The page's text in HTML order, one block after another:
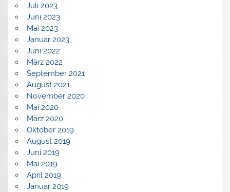
Juli 2023
Juni 2023
Mai 2023
Januar 2023
Juni 2022
März 2022
September 2021
August 2021
November 2020
Mai 2020
März 2020
Oktober 2019
August 2019
Juni 2019
Mai 2019
April 2019
Januar 2019